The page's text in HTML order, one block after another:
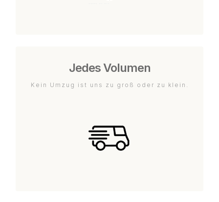
Jedes Volumen
Kein Umzug ist uns zu groß oder zu klein.